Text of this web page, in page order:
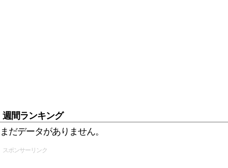
週間ランキング
まだデータがありません。
スポンサーリンク